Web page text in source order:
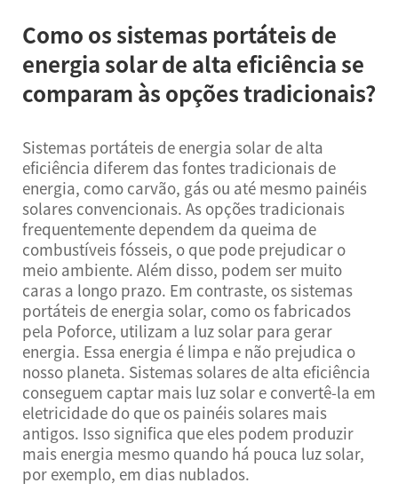
Como os sistemas portáteis de
energia solar de alta eficiência se
comparam às opções tradicionais?
Sistemas portáteis de energia solar de alta
eficiência diferem das fontes tradicionais de
energia, como carvão, gás ou até mesmo painéis
solares convencionais. As opções tradicionais
frequentemente dependem da queima de
combustíveis fósseis, o que pode prejudicar o
meio ambiente. Além disso, podem ser muito
caras a longo prazo. Em contraste, os sistemas
portáteis de energia solar, como os fabricados
pela Poforce, utilizam a luz solar para gerar
energia. Essa energia é limpa e não prejudica o
nosso planeta. Sistemas solares de alta eficiência
conseguem captar mais luz solar e convertê-la em
eletricidade do que os painéis solares mais
antigos. Isso significa que eles podem produzir
mais energia mesmo quando há pouca luz solar,
por exemplo, em dias nublados.